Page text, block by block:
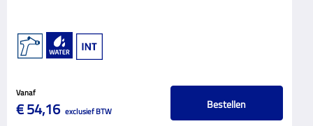
Vanaf
€ 54,16 exclusief BTW Bestellen